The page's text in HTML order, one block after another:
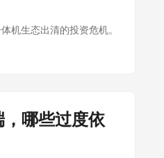
机生态出清的投资危机。
哪些过度依